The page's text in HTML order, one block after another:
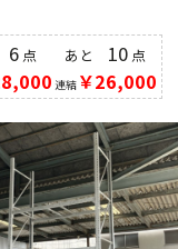
6 点 あと 10 点
連結￥26,000